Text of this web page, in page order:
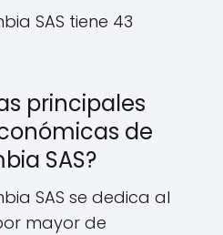
SAS tiene 43
principales
de
SAS?
SAS se dedica al
mayor de